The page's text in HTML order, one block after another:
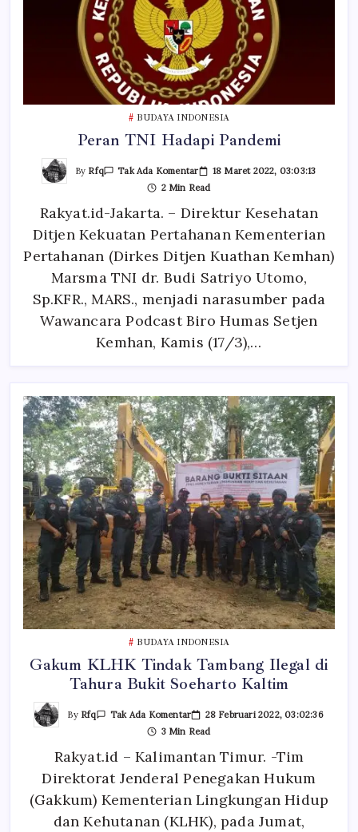
BUDAYA INDONESIA
Peran TNI Hadapi Pandemi
By Rfq Tak Ada KomentarPada
TNI
Pandemi
18 Maret 2022, 03:03:13
2 Min Read
Rakyat.id-Jakarta. – Direktur Kesehatan
Ditjen Kekuatan Pertahanan Kementerian
Pertahanan (Dirkes Ditjen Kuathan Kemhan)
Marsma TNI dr. Budi Satriyo Utomo,
Sp.KFR., MARS., menjadi narasumber pada
Wawancara Podcast Biro Humas Setjen
Kemhan, Kamis (17/3),…
BUDAYA INDONESIA
Gakum KLHK Tindak Tambang Ilegal di
Tahura Bukit Soeharto Kaltim
By Rfq Tak Ada KomentarPada
KLHK
Tambang
Ilegal
Di
Tahura
Bukit
Soeharto
Kaltim
28 Februari 2022, 03:02:36
3 Min Read
Rakyat.id – Kalimantan Timur. -Tim
Direktorat Jenderal Penegakan Hukum
(Gakkum) Kementerian Lingkungan Hidup
dan Kehutanan (KLHK), pada Jumat,